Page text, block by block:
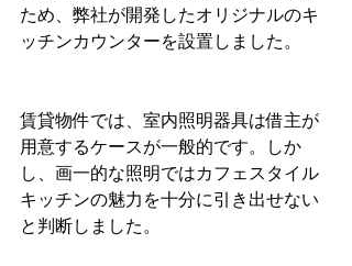
ため、弊社が開発したオリジナルのキ
ッチンカウンターを設置しました。
賃貸物件では、室内照明器具は借主が
用意するケースが一般的です。しか
し、画一的な照明ではカフェスタイル
キッチンの魅力を十分に引き出せない
と判断しました。